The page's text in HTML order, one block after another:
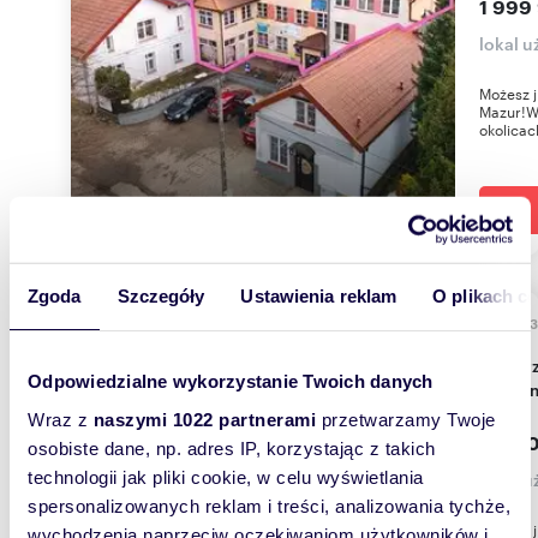
Zgoda Szczegóły Ustawienia reklam O plikach
Odpowiedzialne wykorzystanie Twoich danych
Wraz z naszymi 1022 partnerami przetwarzamy Twoje
osobiste dane, np. adres IP, korzystając z takich
technologii jak pliki cookie, w celu wyświetlania
spersonalizowanych reklam i treści, analizowania tychże,
1 999
lokal
Możesz
600
lokal